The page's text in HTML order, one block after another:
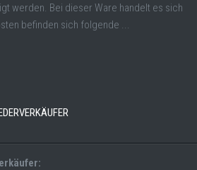
werden. Bei dieser Ware handelt es sich
befinden sich folgende ...